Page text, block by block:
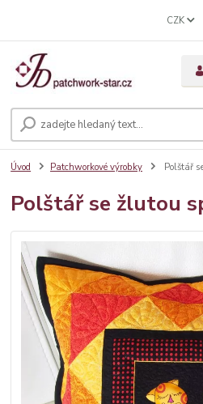
CZK
Úvod Patchworkové výrobky Polštář
Polštář se žlutou